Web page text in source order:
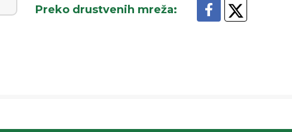
Preko drustvenih mreža: